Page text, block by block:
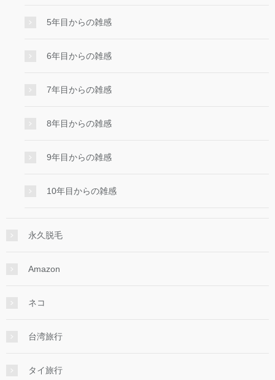
5年目からの雑感
6年目からの雑感
7年目からの雑感
8年目からの雑感
9年目からの雑感
10年目からの雑感
永久脱毛
Amazon
ネコ
台湾旅行
タイ旅行